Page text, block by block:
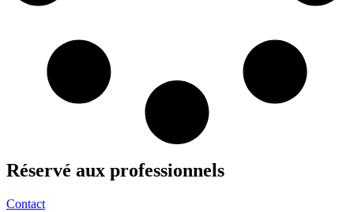
Réservé aux professionnels
Contact